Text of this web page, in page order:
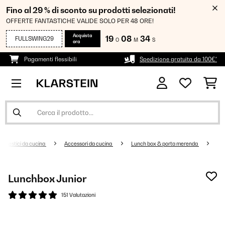
Fino al 29 % di sconto su prodotti selezionati!
OFFERTE FANTASTICHE VALIDE SOLO PER 48 ORE!
FULLSWING29
Acquista
ora
19 O 08 M 34 S
Pagamenti flessibili Spedizione gratuita da 100€*
da cucina Accessori da cucina Lunch box & porta merenda
Lunchbox Junior
151 Valutazioni